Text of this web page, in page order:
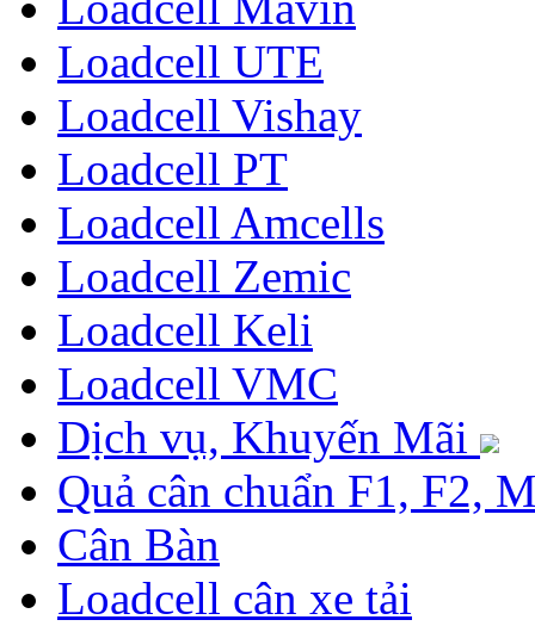
Loadcell UTE
Loadcell Vishay
Loadcell PT
Loadcell Amcells
Loadcell Zemic
Loadcell Keli
Loadcell VMC
Dịch vụ, Khuyến Mãi
Quả cân chuẩn F1, F2,
Cân Bàn
Loadcell cân xe tải